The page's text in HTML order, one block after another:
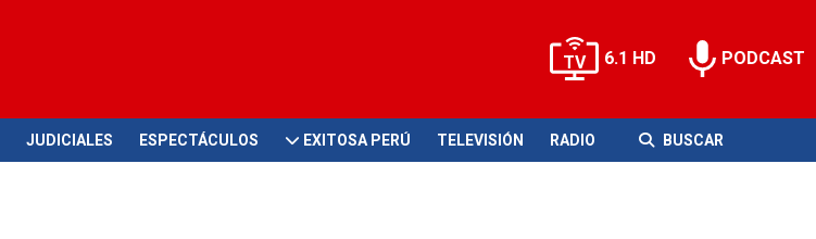
6.1 HD PODCAST
JUDICIALES ESPECTÁCULOS EXITOSA PERÚ TELEVISIÓN RADIO BUSCAR